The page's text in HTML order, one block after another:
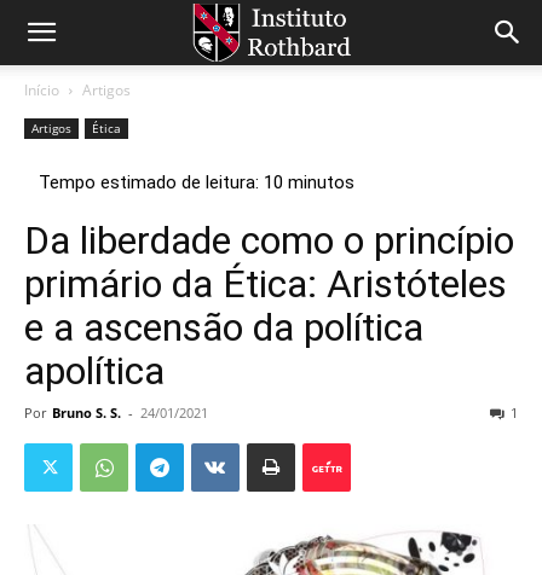
Início Artigos
Artigos Ética
Da liberdade como o princípio
primário da Ética: Aristóteles
e a ascensão da política
apolítica
Por Bruno S. S. - 24/01/2021 1